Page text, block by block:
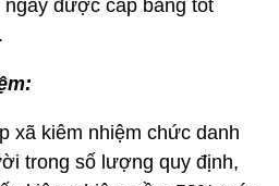
được cấp bằng tốt
xã kiêm nhiệm chức danh
trong số lượng quy định,